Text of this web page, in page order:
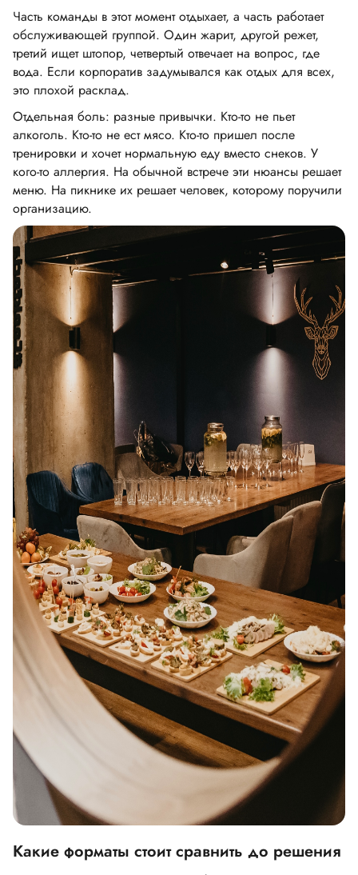
Часть команды в этот момент отдыхает, а часть работает
обслуживающей группой. Один жарит, другой режет,
третий ищет штопор, четвертый отвечает на вопрос, где
вода. Если корпоратив задумывался как отдых для всех,
это плохой расклад.
Отдельная боль: разные привычки. Кто-то не пьет
алкоголь. Кто-то не ест мясо. Кто-то пришел после
тренировки и хочет нормальную еду вместо снеков. У
кого-то аллергия. На обычной встрече эти нюансы решает
меню. На пикнике их решает человек, которому поручили
организацию.
Какие форматы стоит сравнить до решения